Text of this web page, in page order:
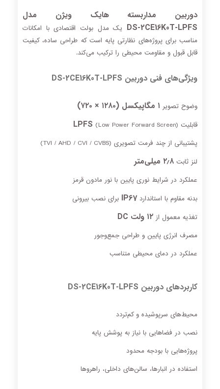
دوربین مداربسته هایک ویژن مدل
DS‑2CE16K0T‑LPFS یک مدل بولت اقتصادی با امکانات
مناسب برای پروژه‌های نظارتی پایه است که طراحی ساده، کیفیت
قابل قبول و مقاومت محیطی را ترکیب می‌کند.
ویژگی‌های فنی دوربین DS‑2CE16K0T‑LPFS
وضوح تصویر ۱ مگاپیکسل (۱۲۸۰ × ۷۲۰)
قابلیت LPFS (Low Power Forward Screen)
پشتیبانی از چند فرمت تصویری (TVI / AHD / CVI / CVBS)
لنز ثابت ۲٫۸ میلی‌متر
عملکرد در شرایط نوری پایین با نور مادون قرمز
بدنه مقاوم با استانداردIP67 برای نصب بیرونی
تغذیه معمول از ۱۲ ولت DC
مصرف انرژی پایین و طراحی جمع‌وجور
عملکرد در دمای محیطی متناسب
کاربردهای دوربین DS‑2CE16K0T‑LPFS
محیط‌های سرپوشیده و کم‌تردد
نصب در فضاهایی با نیاز به پوشش پایه
پروژه‌هایی با بودجه محدود
استفاده در انبارها، سالن‌های داخلی، راهروها